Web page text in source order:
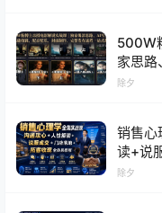
500W
家思路
乐、封
除夕
销售心
读+说
程
除夕